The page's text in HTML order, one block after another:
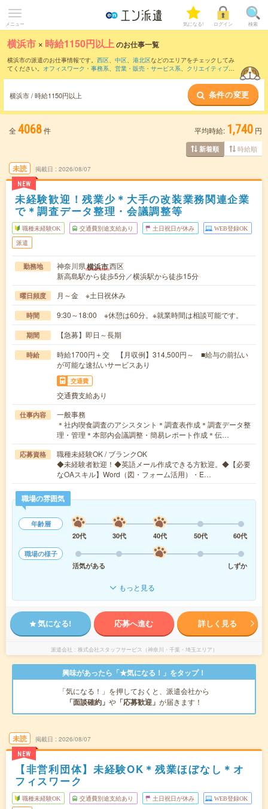
メニュー 気になる! ログイン 検索
横浜市 × 時給1150円以上のお仕事一覧
横浜市の派遣のお仕事情報です。 西区、 中区、 港北区などのエリアをチェックしてみ
てください。 オフィスワーク・事務系、 営業・販売・サービス系、 クリエイティブ系
時給
1250円以上 1800円以上
当サイトでは法令を遵守し、最低賃金以上の求人のみを掲載しています。
横浜市 / 時給1150円以上 条件の変更
全 4068件 平均時給: 1,740 円
新着順 時給順
未読
NEW
掲載日 2026/08/07
未経験歓迎！残業少＊大手の改装業務関連企業
で＊調査データ整理・会議調整等
職種未経験OK 交通費別途支給あり 土日祝日が休み WEB登録OK
派遣
勤務地 神奈川県横浜市西区
新高島駅から徒歩5分／横浜駅から徒歩15分
曜日頻度 月～金 ※土日祝休み
時間 9:30～18:00 ※休憩は60分。※就業時間は相談可能です。
期間 【急募】即日～長期
時給
時給1700円＋交 【月収例】314,500円～ ■給与の前払い
が可能な速払いサービスあり
交通費
交通費支給あり
仕事内容
一般事務
＊社内喫食調査のアシスタント＊調査表作成＊調査データ整
理・管理＊本部内会議調整・簡易レポート作成＊伝…
応募資格
職種未経験OK / ブランクOK
◆未経験者歓迎！◆英語メール作成できる方歓迎。◆【必要
なOAスキル】Word（図・フォーム活用）・E…
職場の雰囲気
年齢層
20代
30代 40代 50代
60代
職場の様子
活気がある
しずか
もっと見る
気になる! 応募へ進む 詳しく見る
派遣会社 株式会社スタッフサービス（神奈川・千葉・埼玉エリア）
興味があったら「★気になる！」をタップ！
「気になる！」を押しておくと、派遣会社から
「面談確約」 や 「応募歓迎」 が届きます！
未読
NEW
掲載日 2026/08/07
【非営利団体】未経験OK＊残業ほぼなし＊オ
フィスワーク
職種未経験OK 交通費別途支給あり 土日祝日が休み WEB登録OK